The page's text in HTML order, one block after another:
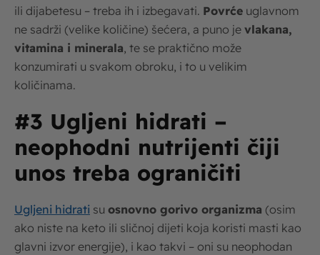
ili dijabetesu – treba ih i izbegavati. Povrće uglavnom
ne sadrži (velike količine) šećera, a puno je vlakana,
vitamina i minerala , te se praktično može
konzumirati u svakom obroku, i to u velikim
količinama.
#3 Ugljeni hidrati –
neophodni nutrijenti čiji
unos treba ograničiti
Ugljeni hidrati su osnovno gorivo organizma (osim
ako niste na keto ili sličnoj dijeti koja koristi masti kao
glavni izvor energije), i kao takvi – oni su neophodan